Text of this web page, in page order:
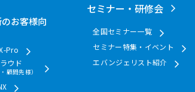
お客様向
Pro
ウド
顧問先様）
セミナー・研修会
全国セミナー一覧
セミナー特集・イベント
エバンジェリスト紹介